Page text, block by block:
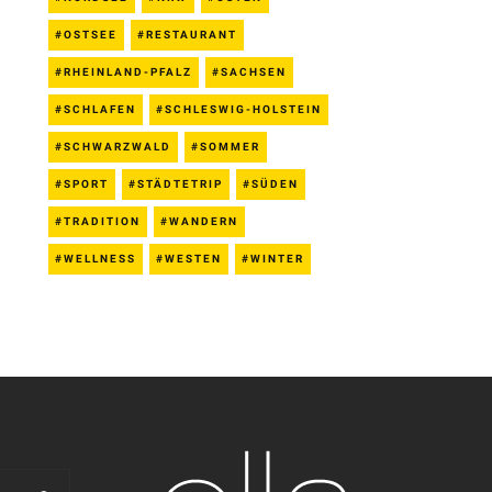
OSTSEE RESTAURANT
RHEINLAND-PFALZ SACHSEN
SCHLAFEN SCHLESWIG-HOLSTEIN
SCHWARZWALD SOMMER
SPORT STÄDTETRIP SÜDEN
TRADITION WANDERN
WELLNESS WESTEN WINTER